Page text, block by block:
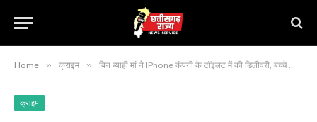
Home » क्राइम » बिन ब्याही मां ने IPhone कंपनी के टॉइलट में की डिलीवरी, बच्चे को काटकर बहाया
क्राइम